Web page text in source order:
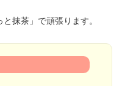
抹茶」で頑張ります。